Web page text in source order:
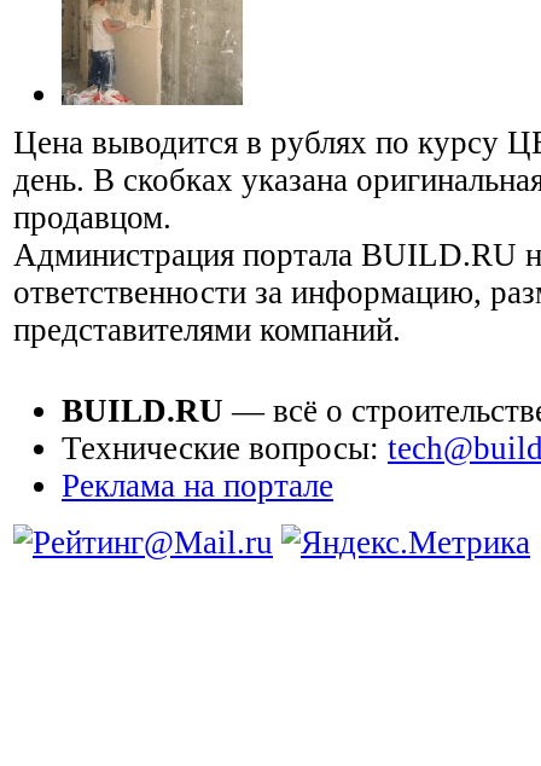
Цена выводится в рублях по курсу
день. В скобках указана
продавцом.
Администрация портала BUILD.RU
ответственности за информацию,
представителями компаний.
BUILD.RU — всё о
Технические вопросы:
Реклама на портале